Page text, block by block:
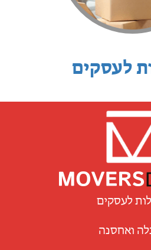
לעסקים
לעסקים
ואחסנה